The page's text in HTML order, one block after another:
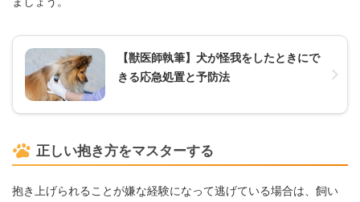
【獣医師執筆】犬が怪我をしたときにで
きる応急処置と予防法
正しい抱き方をマスターする
抱き上げられることが嫌な経験になって逃げている場合は、飼い